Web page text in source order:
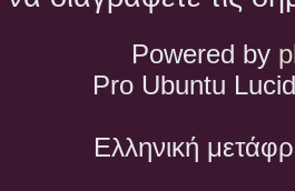
Powered by
Pro Ubuntu
Ελληνική